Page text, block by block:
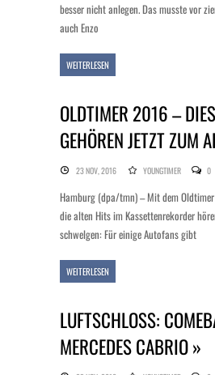
besser nicht anlegen. Das musste vor
auch Enzo
WEITERLESEN
OLDTIMER 2016 –
GEHÖREN JETZT ZUM
23 NOV, 2016 YOUNGTIMER 0
Hamburg (dpa/tmn) – Mit dem
die alten Hits im Kassettenrekorder
schwelgen: Für einige Autofans gibt
WEITERLESEN
LUFTSCHLOSS:
MERCEDES CABRIO »